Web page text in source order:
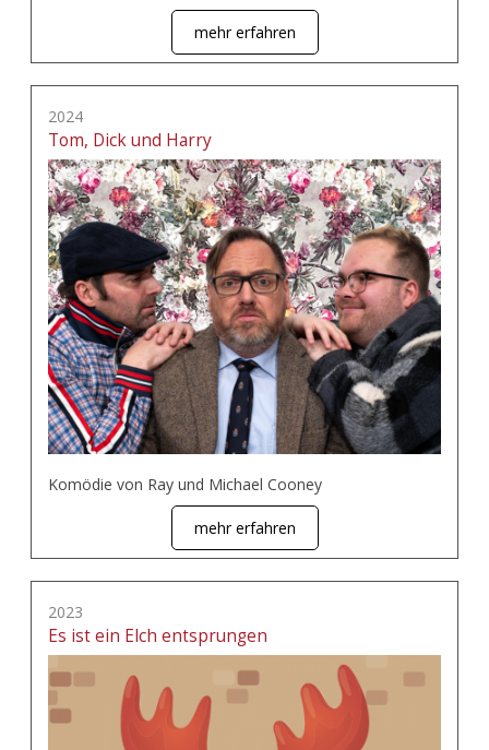
mehr erfahren
2024
Tom, Dick und Harry
Komödie von Ray und Michael Cooney
mehr erfahren
2023
Es ist ein Elch entsprungen